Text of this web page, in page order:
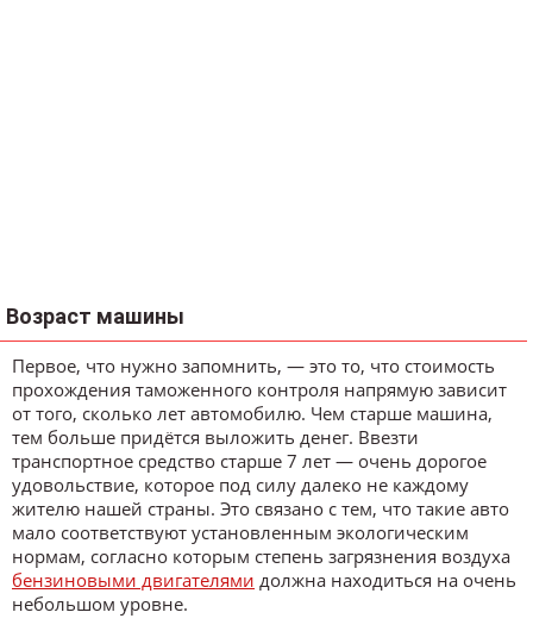
Возраст машины
Первое, что нужно запомнить, — это то, что стоимость
прохождения таможенного контроля напрямую зависит
от того, сколько лет автомобилю. Чем старше машина,
тем больше придётся выложить денег. Ввезти
транспортное средство старше 7 лет — очень дорогое
удовольствие, которое под силу далеко не каждому
жителю нашей страны. Это связано с тем, что такие авто
мало соответствуют установленным экологическим
нормам, согласно которым степень загрязнения воздуха
бензиновыми двигателями должна находиться на очень
небольшом уровне.